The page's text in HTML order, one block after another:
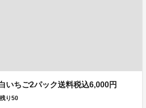
いちご2パック送料税込6,000円
残り50